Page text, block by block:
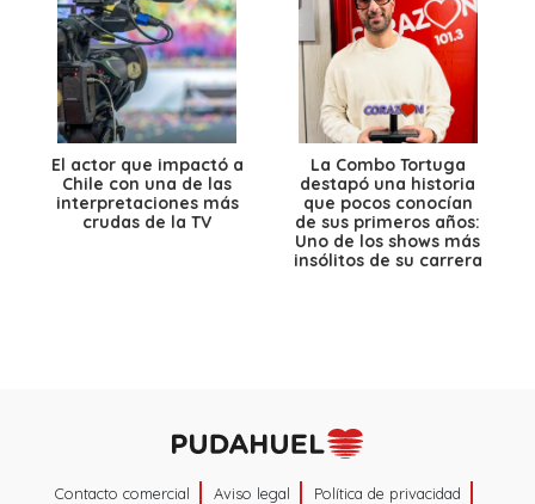
El actor que impactó a
Chile con una de las
interpretaciones más
crudas de la TV
La Combo Tortuga
destapó una historia
que pocos conocían
de sus primeros años:
Uno de los shows más
insólitos de su carrera
Contacto comercial Aviso legal
Política de privacidad